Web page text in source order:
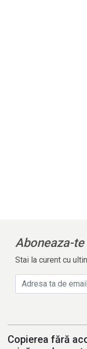
Aboneaza-
Stai la curent cu
Copierea fără